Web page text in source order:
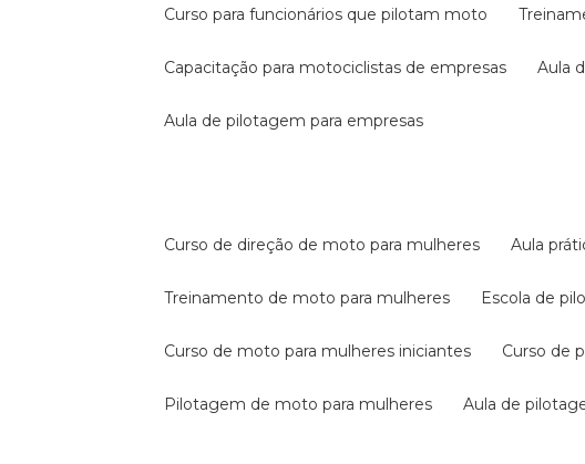
curso para funcionários que pilotam moto
capacitação para motociclistas de empresas aula
aula de pilotagem para empresas
curso de direção de moto para mulheres aula
treinamento de moto para mulheres escola de
curso de moto para mulheres iniciantes curso de
pilotagem de moto para mulheres aula de